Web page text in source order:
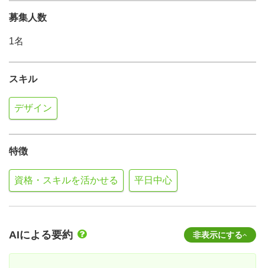
募集人数
1名
スキル
デザイン
特徴
資格・スキルを活かせる 平日中心
AIによる要約 非表示にする